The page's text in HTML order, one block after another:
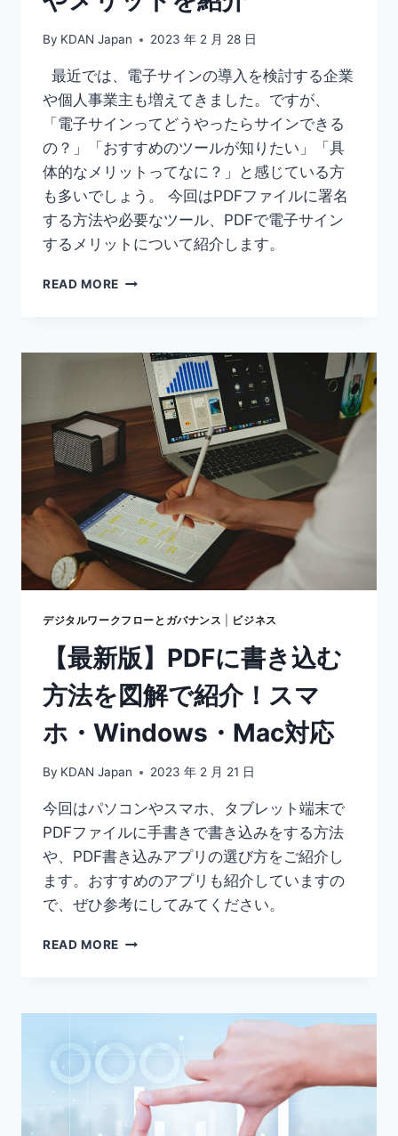
By KDAN Japan 2023 年 2 月 28 日
最近では、電子サインの導入を検討する企業
や個人事業主も増えてきました。ですが、
「電子サインってどうやったらサインできる
の？」「おすすめのツールが知りたい」「具
体的なメリットってなに？」と感じている方
も多いでしょう。 今回はPDFファイルに署名
する方法や必要なツール、PDFで電子サイン
するメリットについて紹介します。
READ MORE 【PDF
す
法
と
は？】
名
に
必
要
な
ツ
ル
メ
リ
ッ
ト
を
デジタルワークフローとガバナンス ビジネス
【最新版】PDFに書き込む
方法を図解で紹介！スマ
ホ・Windows・Mac対応
By KDAN Japan 2023 年 2 月 21 日
今回はパソコンやスマホ、タブレット端末で
PDFファイルに手書きで書き込みをする方法
や、PDF書き込みアプリの選び方をご紹介し
ます。おすすめのアプリも紹介していますの
で、ぜひ参考にしてみてください。
READ MORE 【最
に
法